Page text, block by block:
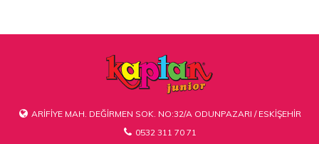
ARİFİYE MAH. DEĞİRMEN SOK. NO:32/A ODUNPAZARI / ESKİŞEHİR
0532 311 70 71